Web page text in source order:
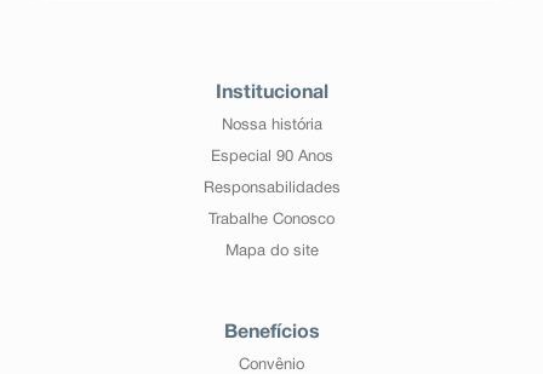
Institucional
Nossa história
Especial 90 Anos
Responsabilidades
Trabalhe Conosco
Mapa do site
Benefícios
Convênio